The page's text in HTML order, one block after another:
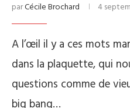
parCécile Brochard 4
A l’œil il y a ces mots
dans la plaquette, qui
questions comme de
big bang…